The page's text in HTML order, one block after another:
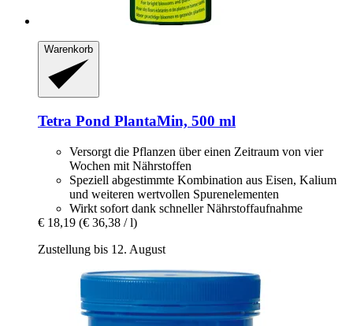
Warenkorb
Tetra Pond PlantaMin, 500 ml
Versorgt die Pflanzen über einen Zeitraum von vier
Wochen mit Nährstoffen
Speziell abgestimmte Kombination aus Eisen, Kalium
und weiteren wertvollen Spurenelementen
Wirkt sofort dank schneller Nährstoffaufnahme
€ 18,19 (€ 36,38 / l)
Zustellung bis 12. August